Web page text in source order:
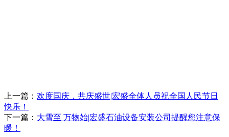
上一篇： 欢度国庆，共庆盛世|宏盛全体人员祝全国人民节日
快乐！
下一篇： 大雪至 万物始|宏盛石油设备安装公司提醒您注意保
暖！